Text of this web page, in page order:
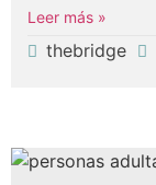
Leer más »
thebridge